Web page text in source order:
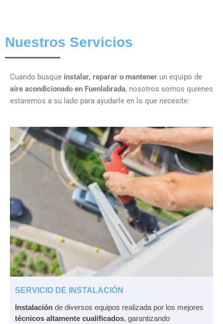
Nuestros Servicios
Cuando busque instalar, reparar o mantener un equipo de
aire acondicionado en Fuenlabrada, nosotros somos quienes
estaremos a su lado para ayudarle en lo que necesite:
SERVICIO DE INSTALACIÓN
Instalación de diversos equipos realizada por los mejores
técnicos altamente cualificados, garantizando